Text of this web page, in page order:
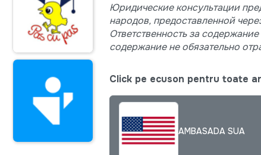
Юридические консультации
народов, предоставленной
Ответственность за
содержание не обязательно
Click pe ecuson pentru toate
AMBASADA SUA